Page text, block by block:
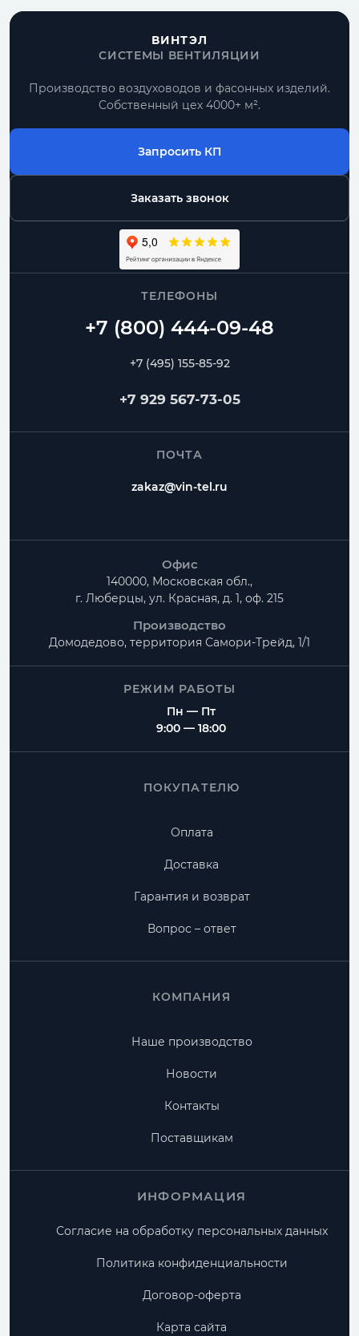
Все прямоугольные воздуховоды
По размерам
типовые позиции и нестандарт по чертежу
Комплектом
воздуховоды, фасонные части, фланцы
От производителя
контроль геометрии и сроков изготовления
Частые вопросы
Можно ли изготовить нестандартные размеры?
Есть ли доставка по Москве и Московской
ВИНТЭЛ
СИСТЕМЫ ВЕНТИЛЯЦИИ
Производство воздуховодов и фасонных изделий.
Собственный цех 4000+ м².
Запросить КП
Заказать звонок
ТЕЛЕФОНЫ
+7 (495) 155-85-92
+7 929 567-73-05
ПОЧТА
zakaz@vin-tel.ru
Офис
140000, Московская обл.,
г. Люберцы, ул. Красная, д. 1, оф. 215
Производство
Домодедово, территория Самори-Трейд, 1/1
РЕЖИМ РАБОТЫ
Пн — Пт
9:00 — 18:00
ПОКУПАТЕЛЮ
Оплата
Доставка
Гарантия и возврат
Вопрос – ответ
КОМПАНИЯ
Наше производство
Новости
Контакты
Поставщикам
ИНФОРМАЦИЯ
Согласие на обработку персональных данных
Политика конфиденциальности
Договор-оферта
Карта сайта